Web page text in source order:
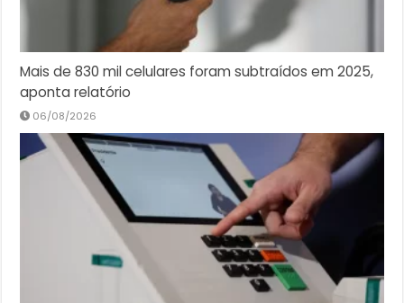
Mais de 830 mil celulares foram subtraídos em 2025,
aponta relatório
06/08/2026